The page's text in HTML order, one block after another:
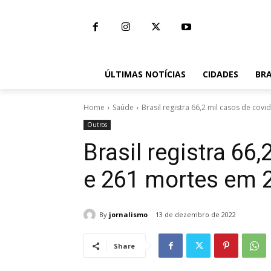
ÚLTIMAS NOTÍCIAS CIDADES
Home Saúde Brasil registra 66,2 mil casos de
Outros
Brasil registra
e 261 mortes em
By jornalismo 13 de dezembro de 2022
Share